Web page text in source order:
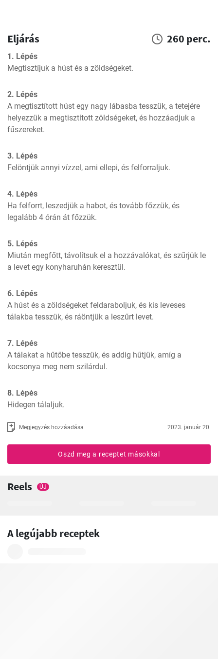
Eljárás 260 perc.
1. Lépés
Megtisztíjuk a húst és a zöldségeket.
2. Lépés
A megtisztított húst egy nagy lábasba tesszük, a tetejére
helyezzük a megtisztított zöldségeket, és hozzáadjuk a
fűszereket.
3. Lépés
Felöntjük annyi vízzel, ami ellepi, és felforraljuk.
4. Lépés
Ha felforrt, leszedjük a habot, és tovább főzzük, és
legalább 4 órán át főzzük.
5. Lépés
Miután megfőtt, távolítsuk el a hozzávalókat, és szűrjük le
a levet egy konyharuhán keresztül.
6. Lépés
A húst és a zöldségeket feldaraboljuk, és kis leveses
tálakba tesszük, és ráöntjük a leszűrt levet.
7. Lépés
A tálakat a hűtőbe tesszük, és addig hűtjük, amíg a
kocsonya meg nem szilárdul.
8. Lépés
Hidegen tálaljuk.
Megjegyzés hozzáadása 2023. január 20.
Oszd meg a receptet másokkal
Reels ÚJ
A legújabb receptek